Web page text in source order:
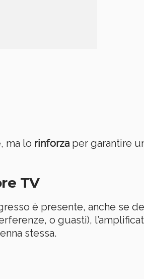
ma lo rinforza per garantire
TV
è presente, anche se
o guasti),
stessa.